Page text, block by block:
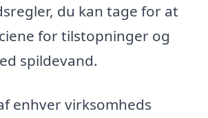
du kan tage for at
for tilstopninger og
spildevand.
enhver virksomheds